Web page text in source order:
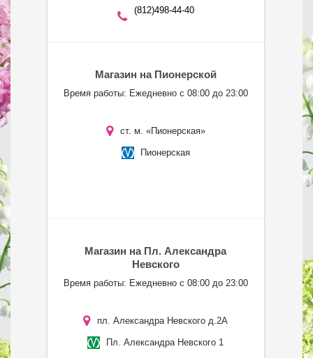
(812)498-44-40
Магазин на Пионерской
Время работы: Ежедневно с 08:00 до 23:00
ст. м. «Пионерская»
Пионерская
Магазин на Пл. Александра
Невского
Время работы: Ежедневно с 08:00 до 23:00
пл. Александра Невского д.2А
Пл. Александра Невского 1